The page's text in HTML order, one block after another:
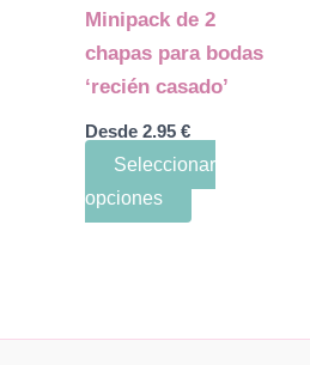
Minipack de 2
chapas para bodas
‘recién casado’
Desde 2.95 €
Seleccionar
opciones
en
la